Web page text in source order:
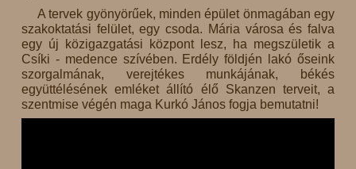
A tervek gyönyörűek, minden épület önmagában egy
szakoktatási felület, egy csoda. Mária városa és falva
egy új közigazgatási központ lesz, ha megszületik a
Csíki - medence szívében. Erdély földjén lakó őseink
szorgalmának, verejtékes munkájának, békés
együttélésének emléket állító élő Skanzen terveit, a
szentmise végén maga Kurkó János fogja bemutatni!